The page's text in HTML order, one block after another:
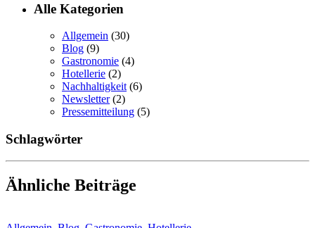
Alle Kategorien
Allgemein (30)
Blog (9)
Gastronomie (4)
Hotellerie (2)
Nachhaltigkeit (6)
Newsletter(2)
Pressemitteilung (5)
Schlagwörter
Ähnliche Beiträge